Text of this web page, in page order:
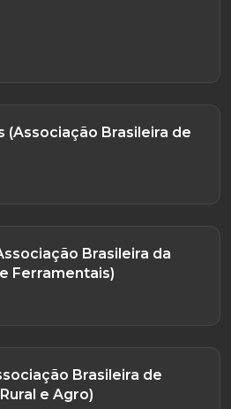
(Associação Brasileira de
Brasileira da
Ferramentais)
Brasileira de
e Agro)